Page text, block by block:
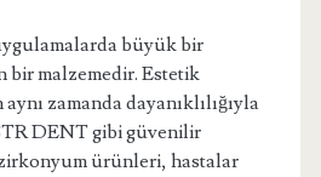
büyük bir
bir malzemedir. Estetik
zamanda dayanıklılığıyla
DENT gibi güvenilir
ürünleri, hastalar